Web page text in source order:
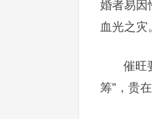
婚者易因
血光之灾
催旺
筹”，贵